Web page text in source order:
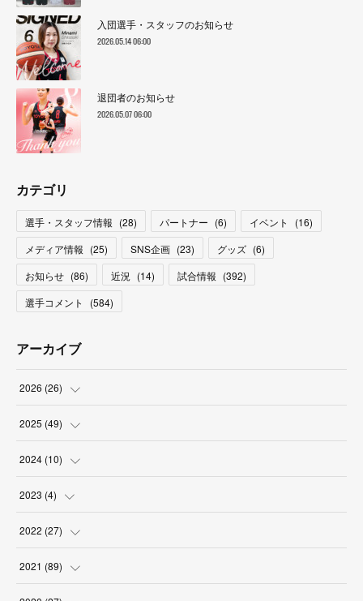
入団選手・スタッフのお知らせ
2026.05.14 06:00
退団者のお知らせ
2026.05.07 06:00
カテゴリ
選手・スタッフ情報 (28) パートナー (6) イベント (16)
メディア情報 (25) SNS企画 (23) グッズ (6)
お知らせ (86) 近況 (14) 試合情報 (392)
選手コメント
(584)
アーカイブ
2026 (26)
(2
(2
(
(3
2025 (49)
(6
( 10
(8
(4
2024 (10)
( )
(2
(1
(3
2023 (4)
(1
(3
2022 (27)
(2
2021 (89)